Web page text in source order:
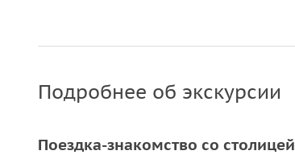
Подробнее об экскурсии
Поездка-знакомство со столицей